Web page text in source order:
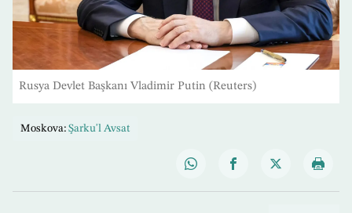
Rusya Devlet Başkanı Vladimir Putin (Reuters)
Moskova: Şarku'l Avsat